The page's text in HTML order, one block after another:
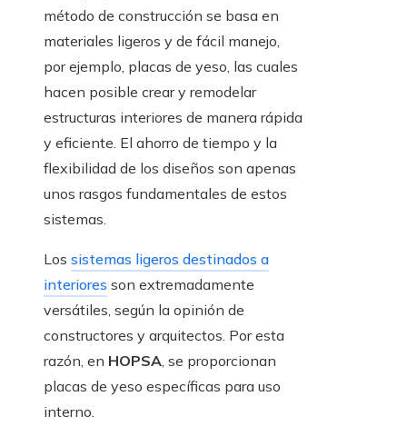
método de construcción se basa en
materiales ligeros y de fácil manejo,
por ejemplo, placas de yeso, las cuales
hacen posible crear y remodelar
estructuras interiores de manera rápida
y eficiente. El ahorro de tiempo y la
flexibilidad de los diseños son apenas
unos rasgos fundamentales de estos
sistemas.
Los sistemas ligeros destinados a
interiores son extremadamente
versátiles, según la opinión de
constructores y arquitectos. Por esta
razón, en HOPSA, se proporcionan
placas de yeso específicas para uso
interno.